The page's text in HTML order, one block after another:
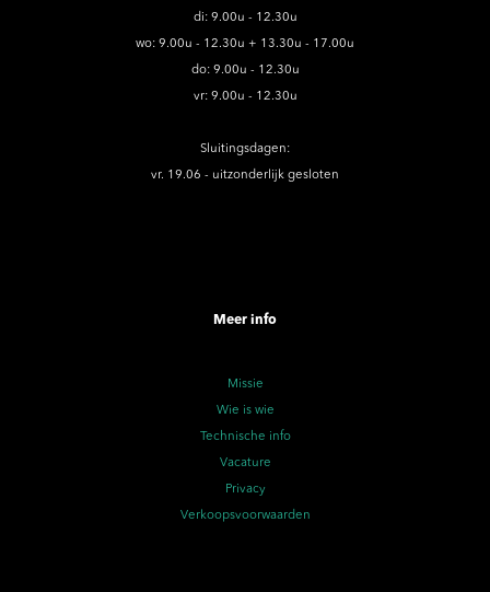
di: 9.00u - 12.30u
wo: 9.00u - 12.30u + 13.30u - 17.00u
do: 9.00u - 12.30u
vr: 9.00u - 12.30u
Sluitingsdagen:
vr. 19.06 - uitzonderlijk gesloten
Meer info
Missie
Wie is wie
Technische info
Vacature
Privacy
Verkoopsvoorwaarden